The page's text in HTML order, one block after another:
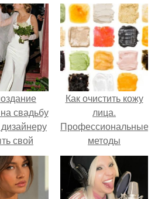
свадьбу
свой
Как очистить кожу
лица.
Профессиональные
методы